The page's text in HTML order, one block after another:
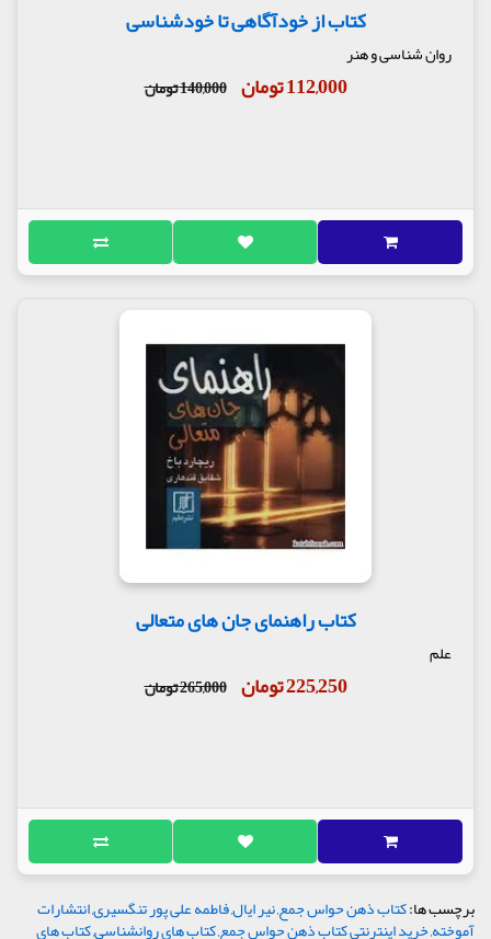
کتاب از خودآگاهی تا خودشناسی
روان شناسی و هنر
112,000 تومان 140,000 تومان
کتاب راهنمای جان های متعالی
علم
225,250 تومان 265,000 تومان
برچسب ها:کتاب ذهن حواس جمع,نیر ایال,فاطمه علی پور تنگسیری,انتشارات
آموخته,خرید اینترنتی کتاب ذهن حواس جمع,کتاب های روانشناسی,کتاب های